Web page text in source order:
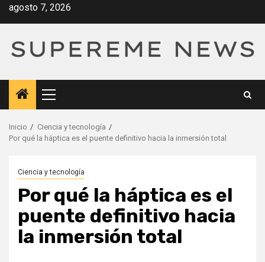
Saltar
agosto 7, 2026
Menú
principal
Inicio
Ciencia y tecnología
Por qué la háptica es el puente definitivo hacia la inmersión total
Ciencia y tecnología
Por qué la háptica es el
puente definitivo hacia
la inmersión total